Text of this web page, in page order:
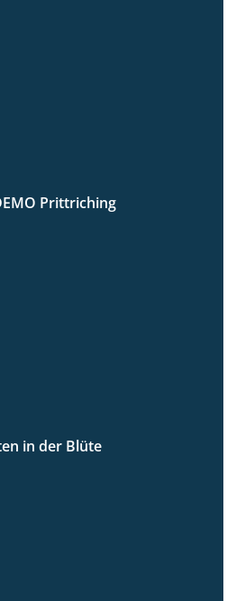
Prittriching
in der Blüte